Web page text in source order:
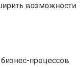
возможности
процессов